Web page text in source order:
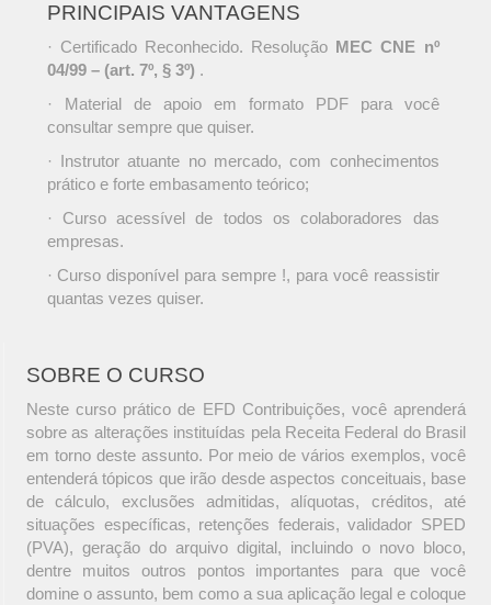
PRINCIPAIS VANTAGENS
· Certificado Reconhecido. Resolução MEC CNE nº
04/99 – (art. 7º, § 3º) .
· Material de apoio em formato PDF para você
consultar sempre que quiser.
· Instrutor atuante no mercado, com conhecimentos
prático e forte embasamento teórico;
· Curso acessível de todos os colaboradores das
empresas.
· Curso disponível para sempre !, para você reassistir
quantas vezes quiser.
SOBRE O CURSO
Neste curso prático de EFD Contribuições, você aprenderá
sobre as alterações instituídas pela Receita Federal do Brasil
em torno deste assunto. Por meio de vários exemplos, você
entenderá tópicos que irão desde aspectos conceituais, base
de cálculo, exclusões admitidas, alíquotas, créditos, até
situações específicas, retenções federais, validador SPED
(PVA), geração do arquivo digital, incluindo o novo bloco,
dentre muitos outros pontos importantes para que você
domine o assunto, bem como a sua aplicação legal e coloque